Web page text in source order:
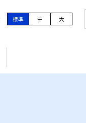
標準 中 大